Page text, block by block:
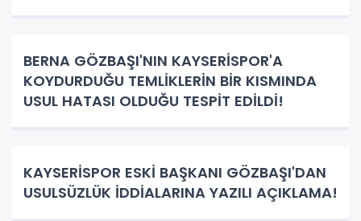
BERNA GÖZBAŞI'NIN KAYSERİSPOR'A
KOYDURDUĞU TEMLİKLERİN BİR KISMINDA
USUL HATASI OLDUĞU TESPİT EDİLDİ!
KAYSERİSPOR ESKİ BAŞKANI GÖZBAŞI'DAN
USULSÜZLÜK İDDİALARINA YAZILI AÇIKLAMA!